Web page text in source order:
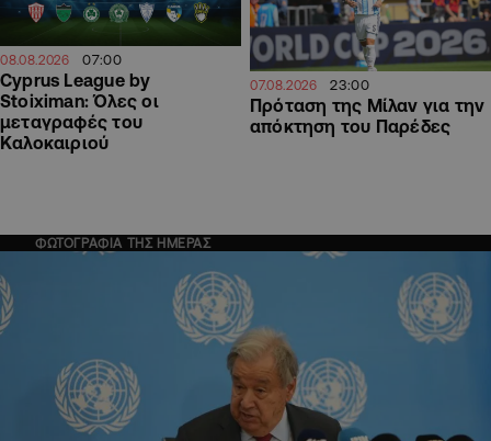
08.08.2026 07:00
Cyprus League by
Stoiximan: Όλες οι
μεταγραφές του
Καλοκαιριού
07.08.2026 23:00
Πρόταση της Μίλαν για την
απόκτηση του Παρέδες
ΦΩΤΟΓΡΑΦΙΑ ΤΗΣ ΗΜΕΡΑΣ